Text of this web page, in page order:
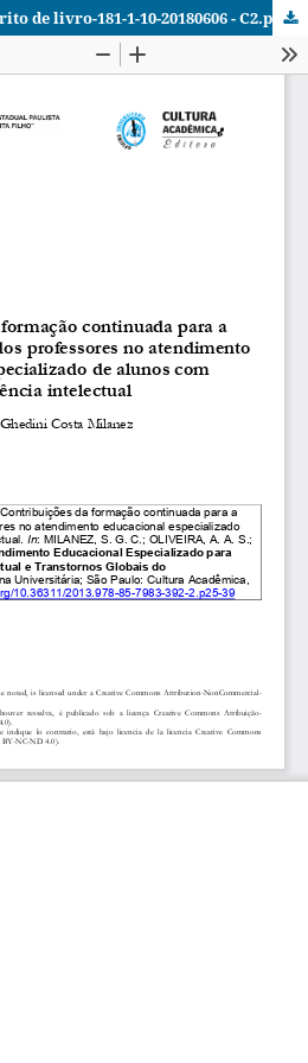
de livro-181-1-10-20180606 - C2.pdf